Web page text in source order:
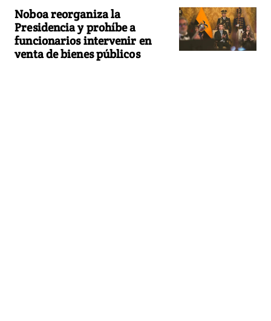
Noboa reorganiza la
Presidencia y prohíbe a
funcionarios intervenir en
venta de bienes públicos